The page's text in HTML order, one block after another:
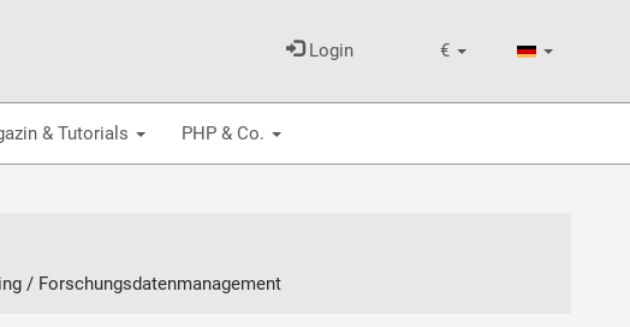
€
Login
& Tutorials PHP & Co.
/ Forschungsdatenmanagement